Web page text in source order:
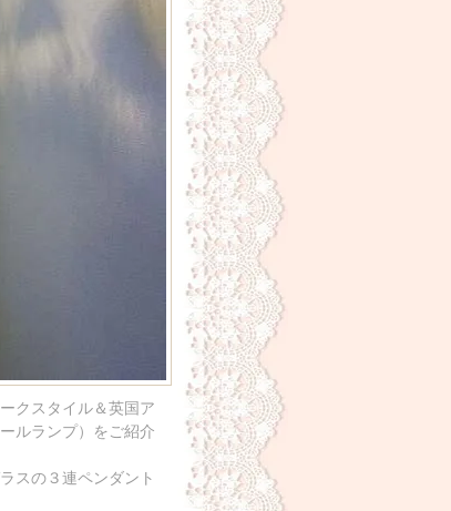
クスタイル＆英国ア
ルランプ）をご紹介
スの３連ペンダント